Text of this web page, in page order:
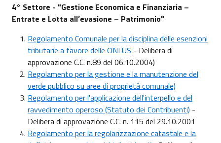
4° Settore - "Gestione Economica e Finanziaria –
Entrate e Lotta all’evasione – Patrimonio"
Regolamento Comunale per la disciplina delle esenzioni
tributarie a favore delle ONLUS - Delibera di
approvazione C.C. n.89 del 06.10.2004)
Regolamento per la gestione e la manutenzione del
verde pubblico su aree di proprietà comunale)
Regolamento per l'applicazione dell'interpello e del
ravvedimento operoso (Statuto dei Contribuenti) -
Delibera di approvazione C.C. n. 115 del 29.10.2001
Regolamento per la regolarizzazione catastale e la